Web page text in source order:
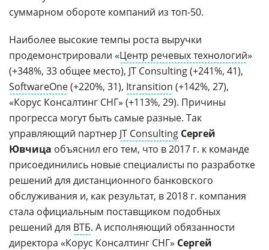
суммарном обороте компаний из топ-50.
Наиболее высокие темпы роста выручки
продемонстрировали «Центр речевых технологий»
(+348%, 33 общее место), JT Consulting (+241%, 41),
SoftwareOne(+220%, 31), Itransition (+142%, 27),
«Корус Консалтинг СНГ» (+113%, 29). Причины
прогресса могут быть самые разные. Так
управляющий партнер JT Consulting Сергей
Ювчица объяснил его тем, что в 2017 г. к команде
присоединились новые специалисты по разработке
решений для дистанционного банковского
обслуживания и, как результат, в 2018 г. компания
стала официальным поставщиком подобных
решений для ВТБ. А исполняющий обязанности
директора «Корус Консалтинг СНГ» Сергей